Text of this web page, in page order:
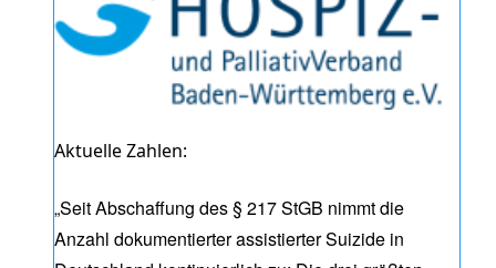
Aktuelle Zahlen:
„Seit Abschaffung des § 217 StGB nimmt die
Anzahl dokumentierter assistierter Suizide in